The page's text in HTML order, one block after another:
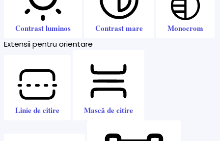
Contrast luminos Contrast mare Monocrom
Extensii pentru orientare
Linie de citire Mască de citire